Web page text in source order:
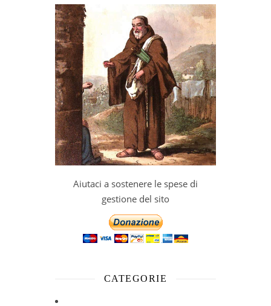
Aiutaci a sostenere le spese di
gestione del sito
CATEGORIE